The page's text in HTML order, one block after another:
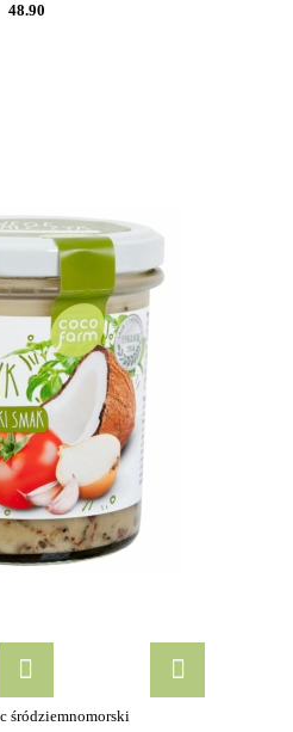
48.90
śródziemnomorski